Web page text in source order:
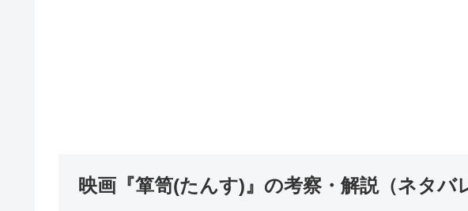
映画『箪笥(たんす)』の考察・解説（ネタバ